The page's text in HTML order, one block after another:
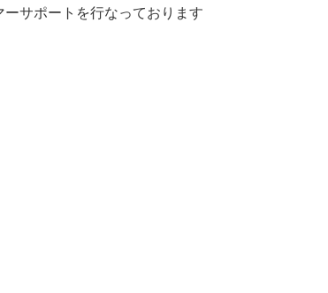
サポートを行なっております